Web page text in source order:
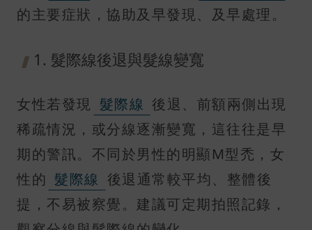
的主要症狀，協助及早發現、及早處理。
1. 髮際線後退與髮線變寬
女性若發現 髮際線 後退、前額兩側出現
稀疏情況，或分線逐漸變寬，這往往是早
期的警訊。不同於男性的明顯M型禿，女
性的 髮際線 後退通常較平均、整體後
提，不易被察覺。建議可定期拍照記錄，